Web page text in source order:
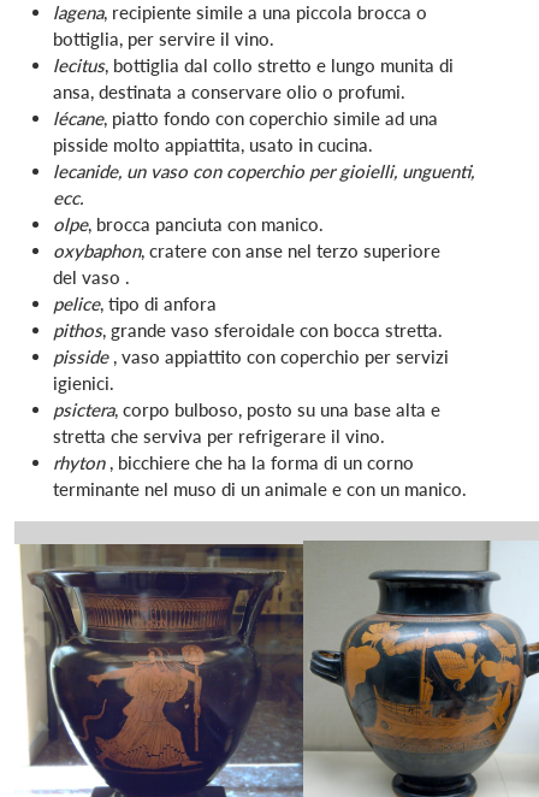
lagena, recipiente simile a una piccola brocca o
bottiglia, per servire il vino.
lecitus, bottiglia dal collo stretto e lungo munita di
ansa, destinata a conservare olio o profumi.
lécane, piatto fondo con coperchio simile ad una
pisside molto appiattita, usato in cucina.
lecanide, un vaso con coperchio per gioielli, unguenti,
ecc.
olpe, brocca panciuta con manico.
oxybaphon, cratere con anse nel terzo superiore
del vaso .
pelice, tipo di anfora
pithos, grande vaso sferoidale con bocca stretta.
pisside, vaso appiattito con coperchio per servizi
igienici.
psictera, corpo bulboso, posto su una base alta e
stretta che serviva per refrigerare il vino.
rhyton, bicchiere che ha la forma di un corno
terminante nel muso di un animale e con un manico.